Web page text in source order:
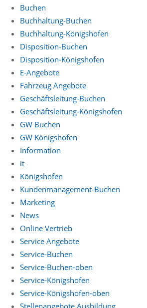
Buchen
Buchhaltung-Buchen
Buchhaltung-Königshofen
Disposition-Buchen
Disposition-Königshofen
E-Angebote
Fahrzeug Angebote
Geschäftsleitung-Buchen
Geschäftsleitung-Königshofen
GW Buchen
GW Königshofen
Information
it
Königshofen
Kundenmanagement-Buchen
Marketing
News
Online Vertrieb
Service Angebote
Service-Buchen
Service-Buchen-oben
Service-Königshofen
Service-Königshofen-oben
Stellenangebote Ausbildung